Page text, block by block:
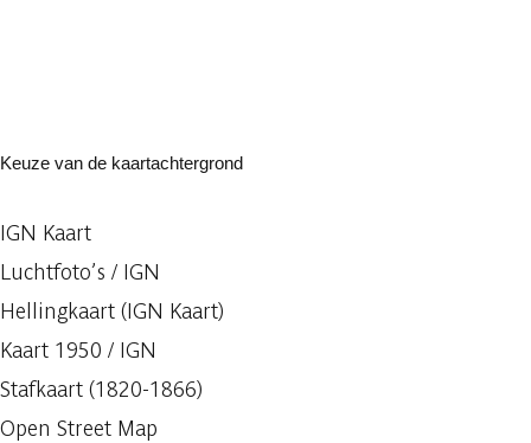
Keuze van de kaartachtergrond
IGN Kaart
Luchtfoto’s / IGN
Hellingkaart (IGN Kaart)
Kaart 1950 / IGN
Stafkaart (1820-1866)
Open Street Map